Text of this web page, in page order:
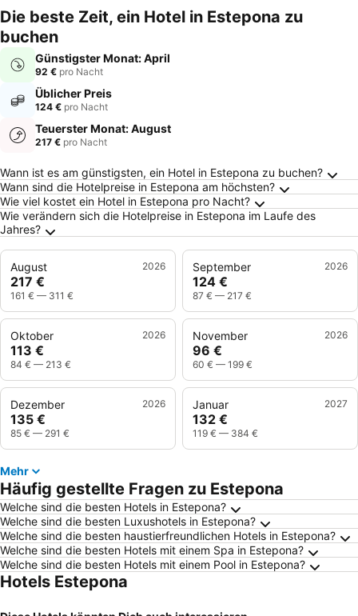
Die beste Zeit, ein Hotel in Estepona zu
buchen
Günstigster Monat: April
92 € pro Nacht
Üblicher Preis
124 € pro Nacht
Teuerster Monat: August
217 € pro Nacht
Häufig gestellte Fragen zu Estepona
Wann ist es am günstigsten, ein Hotel in Estepona zu buchen?
Wann sind die Hotelpreise in Estepona am höchsten?
Wie viel kostet ein Hotel in Estepona pro Nacht?
Wie verändern sich die Hotelpreise in Estepona im Laufe des
Jahres?
August 2026
217 €
161 € — 311 €
September 2026
124 €
87 € — 217 €
Oktober 2026
113 €
84 € — 213 €
November 2026
96 €
60 € — 199 €
Dezember 2026
135 €
85 € — 291 €
Januar 2027
132 €
119 € — 384 €
Mehr
Häufig gestellte Fragen zu Estepona
Welche sind die besten Hotels in Estepona?
Welche sind die besten Luxushotels in Estepona?
Welche sind die besten haustierfreundlichen Hotels in Estepona?
Welche sind die besten Hotels mit einem Spa in Estepona?
Welche sind die besten Hotels mit einem Pool in Estepona?
Hotels Estepona